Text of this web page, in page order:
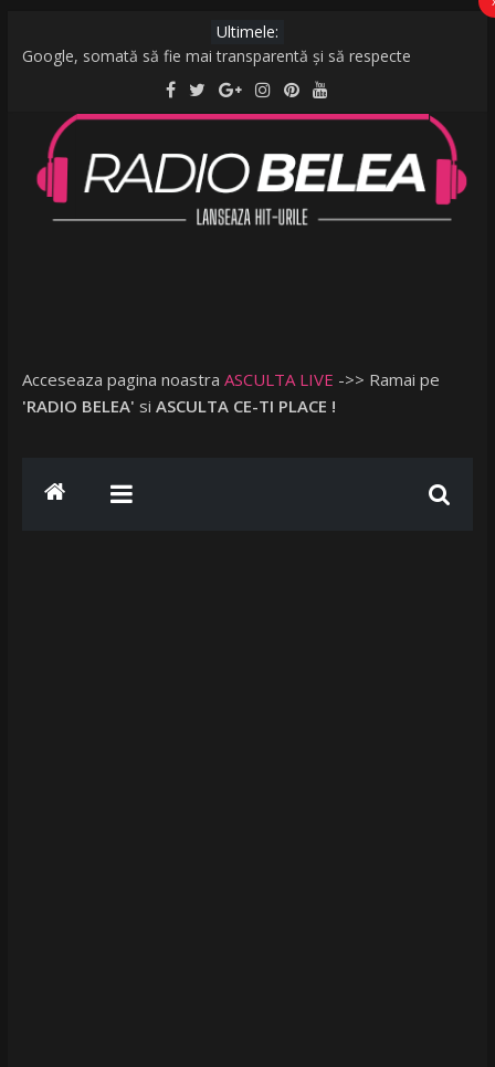
Ultimele:
Google, somată să fie mai transparentă și să respecte
legislația UE: Cum stabilește ordinea rezultatelor unei căutări?
De la caniculă la vijelii în câteva minute. O furtună puternică a
făcut ravagii în zeci de localități și în București
Raed Arafat: Nu cred că vorbim despre discriminare dacă se
limitează accesul celor nevaccinați în anumite locații
AMI – O Fată Obişnuită
Ce a postat Lambada, fosta soție a lui Tzancă Uraganu, la
Acceseaza pagina noastra ASCULTA LIVE ->> Ramai pe
'RADIO BELEA' si ASCULTA CE-TI PLACE !